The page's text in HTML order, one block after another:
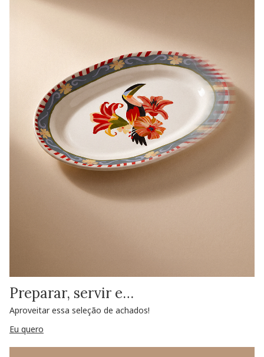
Preparar, servir e…
Aproveitar essa seleção de achados!
Eu quero